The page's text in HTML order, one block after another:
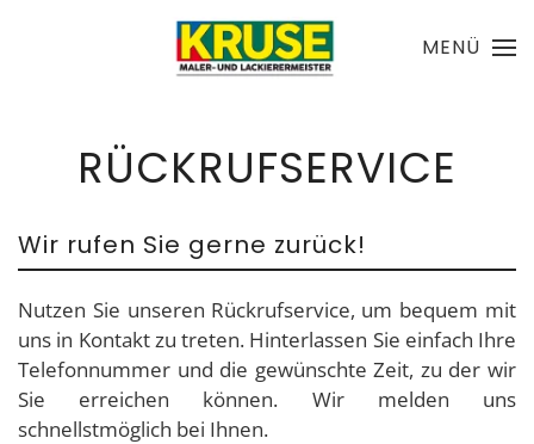
Skip to main content
MENÜ
RÜCKRUFSERVICE
Wir rufen Sie gerne zurück!
Nutzen Sie unseren Rückrufservice, um bequem mit
uns in Kontakt zu treten. Hinterlassen Sie einfach Ihre
Telefonnummer und die gewünschte Zeit, zu der wir
Sie erreichen können. Wir melden uns
schnellstmöglich bei Ihnen.